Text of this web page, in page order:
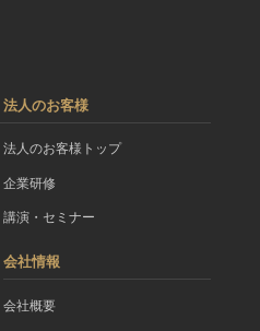
法人のお客様
法人のお客様トップ
企業研修
講演・セミナー
会社情報
会社概要